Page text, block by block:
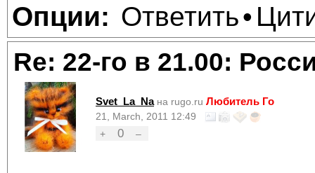
Опции: Ответить•
Re: 22-го в 21.00:
Svet_La_Na на rugo.ru Любитель Го
21, March, 2011 12:49
+
0 –